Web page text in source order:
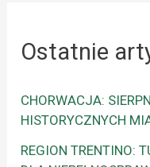
Ostatnie
CHORWACJA:
HISTORYCZNYCH
REGION TRENTINO: